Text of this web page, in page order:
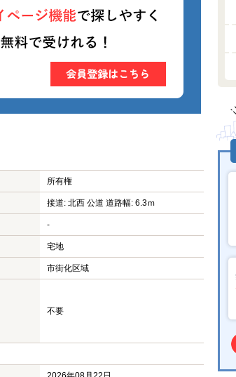
所有権
接道: 北西 公道 道路幅: 6.3ｍ
-
宅地
市街化区域
不要